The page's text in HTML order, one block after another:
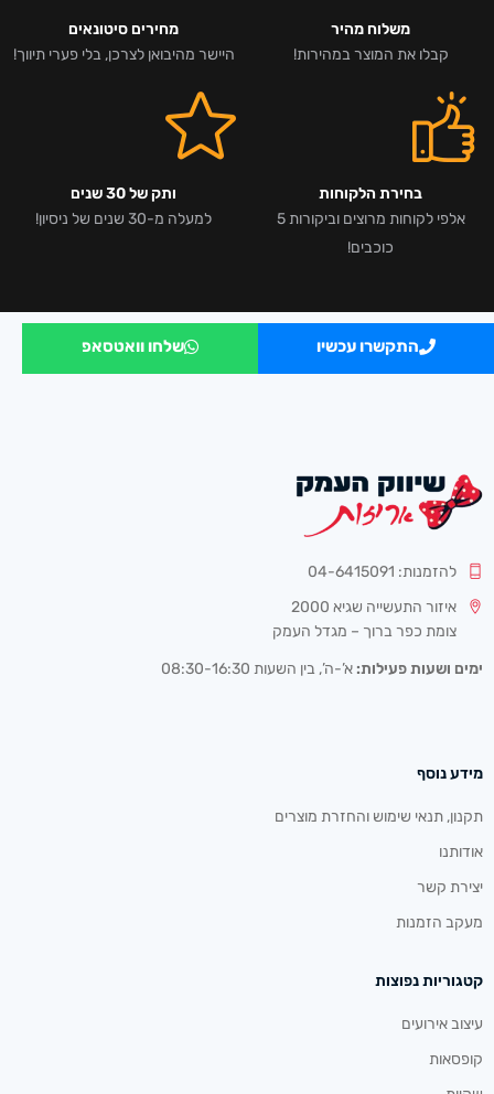
משלוח מהיר
קבלו את המוצר במהירות!
מחירים סיטונאים
היישר מהיבואן לצרכן, בלי פערי תיווך!
בחירת הלקוחות
אלפי לקוחות מרוצים וביקורות 5
כוכבים!
ותק של 30 שנים
למעלה מ-30 שנים של ניסיון!
התקשרו עכשיו שלחו וואטסאפ
להזמנות: 04-6415091
איזור התעשייה שגיא 2000
צומת כפר ברוך – מגדל העמק
ימים ושעות פעילות: א’-ה’, בין השעות 08:30-16:30
מידע נוסף
תקנון, תנאי שימוש והחזרת מוצרים
אודותנו
יצירת קשר
מעקב הזמנות
קטגוריות נפוצות
עיצוב אירועים
קופסאות